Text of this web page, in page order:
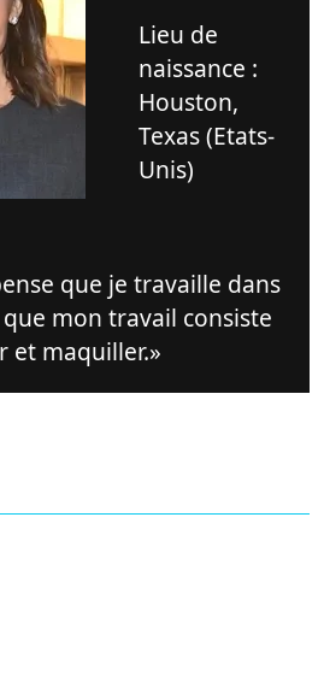
Lieu de
naissance :
Houston,
Texas (Etats-
Unis)
que je travaille dans
mon travail consiste
et maquiller.